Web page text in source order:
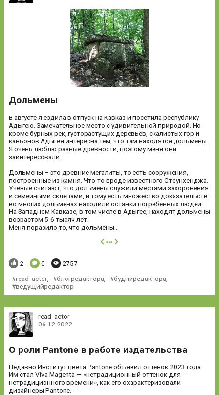
Дольмены
В августе я ездила в отпуск на Кавказ и посетила республику
Адыгею. Замечательное место с удивительной природой. Но
кроме бурных рек, густорастущих деревьев, скалистых гор и
каньонов Адыгея интересна тем, что там находятся дольмены.
Я очень люблю разные древности, поэтому меня они
заинтересовали.
Дольмены – это древние мегалиты, то есть сооружения,
построенные из камня. Что-то вроде известного Стоунхенджа.
Ученые считают, что дольмены служили местами захоронения
и семейными склепами, и тому есть множество доказательств:
во многих дольменах находили останки погребенных людей.
На Западном Кавказе, в том числе в Адыгее, находят дольмены
возрастом 5-6 тысяч лет.
Меня поразило то, что дольмены...
далее
Понравилось:
2 Комментариев:
0 Просмотров:
2757
read_actor, блогредактора будниредактора
ведущийредактор
read_actor
06.12.2022
О роли Pantone в работе издательства
Недавно Институт цвета Pantone объявил оттенок 2023 года.
Им стал Viva Magenta — «нетрадиционный оттенок для
нетрадиционного времени», как его охарактеризовали
дизайнеры Pantone.